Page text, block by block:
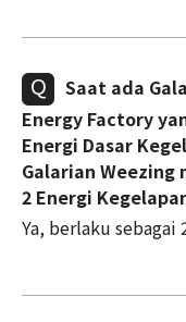
Saat ada
Energy Factory
Energi Dasar
Galarian Weezing
2 Energi
Ya, berlaku sebagai